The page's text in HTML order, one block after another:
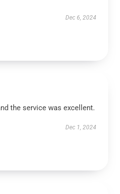
Dec 6, 2024
the service was excellent.
Dec 1, 2024